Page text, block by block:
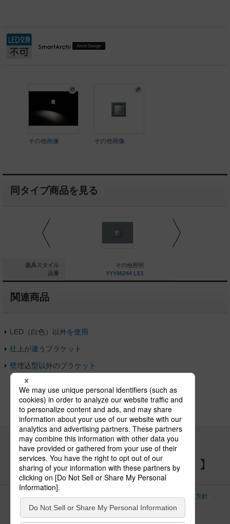
その他画像 その他画像
同タイプ商品を見る
器具スタイル
品番
その他照明
その他照明
YYY86244 LE1
関連商品
LED（白色）以外を使用
仕上が違うブラケット
壁埋込型以外のブラケット
パナソニックの電気設備 SNSアカウント
サイトのご利用にあたって クッキーポリシー
個人情報保護方針
パナソニック ホールディングス
Area/Country